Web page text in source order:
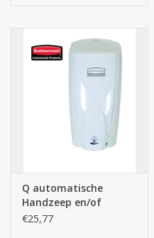
Q automatische
Handzeep en/of
Alcoholgel Dispenser
€25,77